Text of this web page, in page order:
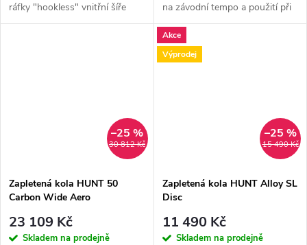
ráfky "hookless" vnitřní šíře
25mm, optimalizované pro...
na závodní tempo a použití při
závodním nasazení. 25mm...
30 812 Kč
–25 %
Zapletená kola HUNT 50
Carbon Wide Aero
23 109 Kč
Skladem na prodejně
Akce
Výprodej
15 490 Kč
–25 %
Zapletená kola HUNT Alloy SL
Disc
11 490 Kč
Skladem na prodejně